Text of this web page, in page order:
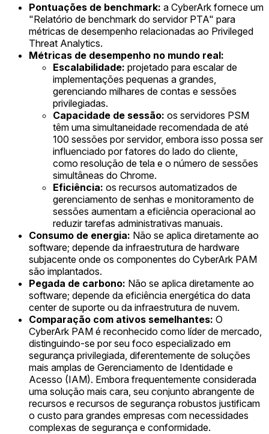
Pontuações de benchmark: a CyberArk fornece um
"Relatório de benchmark do servidor PTA" para
métricas de desempenho relacionadas ao Privileged
Threat Analytics.
Métricas de desempenho no mundo real:
Escalabilidade: projetado para escalar de
implementações pequenas a grandes,
gerenciando milhares de contas e sessões
privilegiadas.
Capacidade de sessão: os servidores PSM
têm uma simultaneidade recomendada de até
100 sessões por servidor, embora isso possa ser
influenciado por fatores do lado do cliente,
como resolução de tela e o número de sessões
simultâneas do Chrome.
Eficiência: os recursos automatizados de
gerenciamento de senhas e monitoramento de
sessões aumentam a eficiência operacional ao
reduzir tarefas administrativas manuais.
Consumo de energia: Não se aplica diretamente ao
software; depende da infraestrutura de hardware
subjacente onde os componentes do CyberArk PAM
são implantados.
Pegada de carbono: Não se aplica diretamente ao
software; depende da eficiência energética do data
center de suporte ou da infraestrutura de nuvem.
Comparação com ativos semelhantes: O
CyberArk PAM é reconhecido como líder de mercado,
distinguindo-se por seu foco especializado em
segurança privilegiada, diferentemente de soluções
mais amplas de Gerenciamento de Identidade e
Acesso (IAM). Embora frequentemente considerada
uma solução mais cara, seu conjunto abrangente de
recursos e recursos de segurança robustos justificam
o custo para grandes empresas com necessidades
complexas de segurança e conformidade.